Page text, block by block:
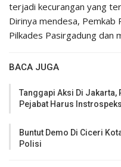
terjadi kecurangan yang
Dirinya mendesa, Pemkab
Pilkades Pasirgadung dan
BACA JUGA
Tanggapi Aksi Di Jakarta,
Pejabat Harus
Buntut Demo Di Ciceri
Polisi